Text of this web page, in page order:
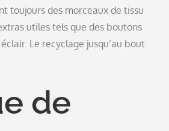
toujours des morceaux de tissu
utiles tels que des boutons
Le recyclage jusqu’au bout
de